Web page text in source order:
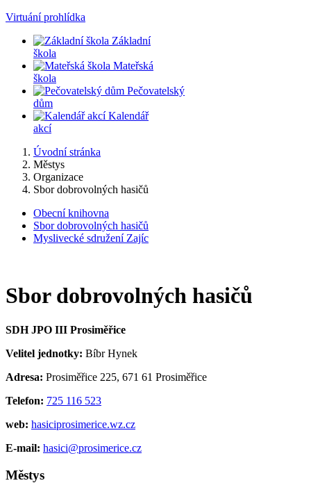
Virtuání prohlídka
Základní
škola
Mateřská
škola
Pečovatelský
dům
Kalendář
akcí
Úvodní stránka
Městys
Organizace
Sbor dobrovolných hasičů
Obecní knihovna
Sbor dobrovolných hasičů
Myslivecké sdružení Zajíc
Sbor dobrovolných hasičů
SDH JPO III Prosiměřice
Velitel jednotky: Bíbr Hynek
Adresa: Prosiměřice 225, 671 61 Prosiměřice
Telefon: 725 116 523
web: hasiciprosimerice.wz.cz
E-mail: hasici@prosimerice.cz
Městys